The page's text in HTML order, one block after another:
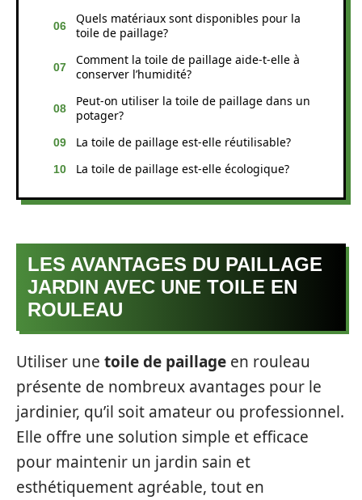
Quels matériaux sont disponibles pour la
toile de paillage?
Comment la toile de paillage aide-t-elle à
conserver l’humidité?
Peut-on utiliser la toile de paillage dans un
potager?
La toile de paillage est-elle réutilisable?
La toile de paillage est-elle écologique?
LES AVANTAGES DU PAILLAGE
JARDIN AVEC UNE TOILE EN
ROULEAU
Utiliser une toile de paillage en rouleau
présente de nombreux avantages pour le
jardinier, qu’il soit amateur ou professionnel.
Elle offre une solution simple et efficace
pour maintenir un jardin sain et
esthétiquement agréable, tout en